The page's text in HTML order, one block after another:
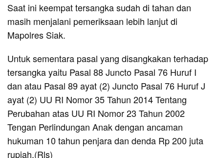
Saat ini keempat tersangka sudah di tahan dan
masih menjalani pemeriksaan lebih lanjut di
Mapolres Siak.
Untuk sementara pasal yang disangkakan terhadap
tersangka yaitu Pasal 88 Juncto Pasal 76 Huruf I
dan atau Pasal 89 ayat (2) Juncto Pasal 76 Huruf J
ayat (2) UU RI Nomor 35 Tahun 2014 Tentang
Perubahan atas UU RI Nomor 23 Tahun 2002
Tengan Perlindungan Anak dengan ancaman
hukuman 10 tahun penjara dan denda Rp 200 juta
rupiah.(Rls)